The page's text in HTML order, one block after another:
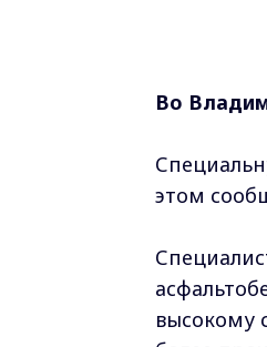
Во
этом
высокому